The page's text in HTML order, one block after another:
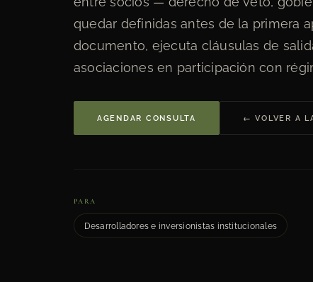
quedar definidas antes de la primera
documento, ejecuta cláusulas de
asociaciones en participación con
AGENDAR CONSULTA ← VOLVER A
PARA
Desarrolladores e inversionistas institucionales